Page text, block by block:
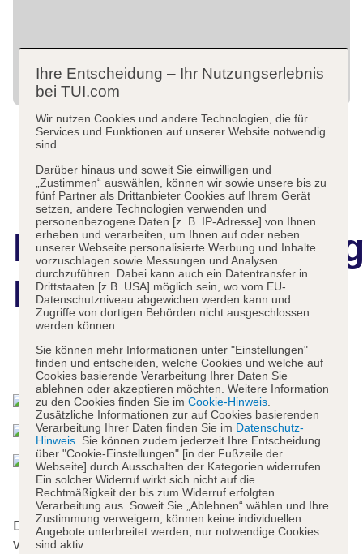
Mirabelle Hotel
Das bietet Ihre Unterkunft
Das Hotel bietet 18 Zimmer und 9 Studios und
verfügt über einen Aufzug. Englischsprachiges
Ihre Entscheidung – Ihr Nutzungserlebnis
bei TUI.com
Wir nutzen Cookies und andere Technologien, die für
Services und Funktionen auf unserer Website notwendig
sind.
Darüber hinaus und soweit Sie einwilligen und
„Zustimmen“ auswählen, können wir sowie unsere bis zu
fünf Partner als Drittanbieter Cookies auf Ihrem Gerät
setzen, andere Technologien verwenden und
personenbezogene Daten [z. B. IP-Adresse] von Ihnen
erheben und verarbeiten, um Ihnen auf oder neben
unserer Webseite personalisierte Werbung und Inhalte
vorzuschlagen sowie Messungen und Analysen
durchzuführen. Dabei kann auch ein Datentransfer in
Drittstaaten [z.B. USA] möglich sein, wo vom EU-
Datenschutzniveau abgewichen werden kann und
Zugriffe von dortigen Behörden nicht ausgeschlossen
werden können.
Sie können mehr Informationen unter "Einstellungen"
finden und entscheiden, welche Cookies und welche auf
Cookies basierende Verarbeitung Ihrer Daten Sie
ablehnen oder akzeptieren möchten. Weitere Information
zu den Cookies finden Sie im Cookie-Hinweis.
Zusätzliche Informationen zur auf Cookies basierenden
Verarbeitung Ihrer Daten finden Sie im Datenschutz-
Hinweis. Sie können zudem jederzeit Ihre Entscheidung
über "Cookie-Einstellungen" [in der Fußzeile der
Webseite] durch Ausschalten der Kategorien widerrufen.
Ein solcher Widerruf wirkt sich nicht auf die
Rechtmäßigkeit der bis zum Widerruf erfolgten
Verarbeitung aus. Soweit Sie „Ablehnen“ wählen und Ihre
Zustimmung verweigern, können keine individuellen
Angebote unterbreitet werden, nur notwendige Cookies
sind aktiv.